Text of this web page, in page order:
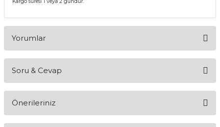
Yorumlar
Soru & Cevap
Önerileriniz